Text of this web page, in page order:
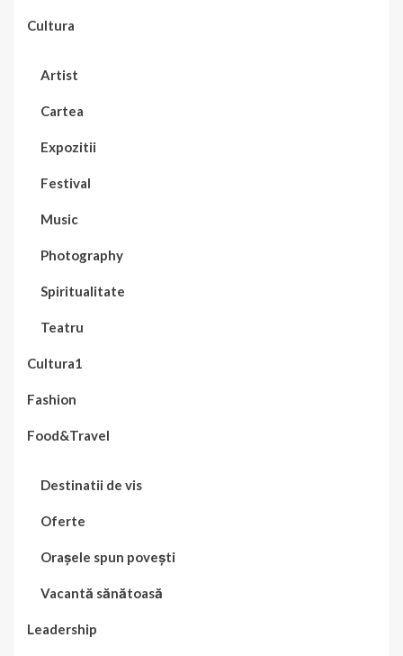
Cultura
Artist
Cartea
Expozitii
Festival
Music
Photography
Spiritualitate
Teatru
Cultura1
Fashion
Food&Travel
Destinatii de vis
Oferte
Orașele spun povești
Vacantă sănătoasă
Leadership